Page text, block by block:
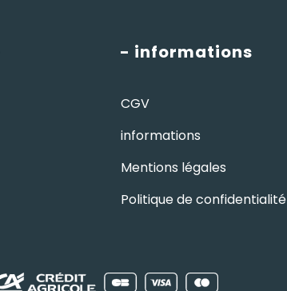
- informations
CGV
informations
Mentions légales
Politique de confidentialité